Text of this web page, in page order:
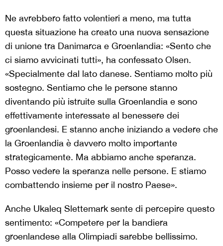
Ne avrebbero fatto volentieri a meno, ma tutta
questa situazione ha creato una nuova sensazione
di unione tra Danimarca e Groenlandia: «Sento che
ci siamo avvicinati tutti», ha confessato Olsen.
«Specialmente dal lato danese. Sentiamo molto più
sostegno. Sentiamo che le persone stanno
diventando più istruite sulla Groenlandia e sono
effettivamente interessate al benessere dei
groenlandesi. E stanno anche iniziando a vedere che
la Groenlandia è davvero molto importante
strategicamente. Ma abbiamo anche speranza.
Posso vedere la speranza nelle persone. E stiamo
combattendo insieme per il nostro Paese».
Anche Ukaleq Slettemark sente di percepire questo
sentimento: «Competere per la bandiera
groenlandese alla Olimpiadi sarebbe bellissimo.